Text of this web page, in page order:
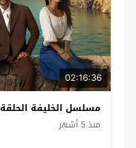
02:16:36
مسلسل الخليفة الحلقة 26 قرمزي
منذ 5 أشهر